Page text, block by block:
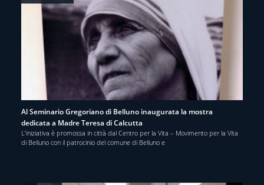
Al Seminario Gregoriano di Belluno inaugurata la mostra
dedicata a Madre Teresa di Calcutta
L’iniziativa è promossa in città dal Centro per la Vita – Movimento per la Vita
di Belluno con il patrocinio del comune di Belluno e